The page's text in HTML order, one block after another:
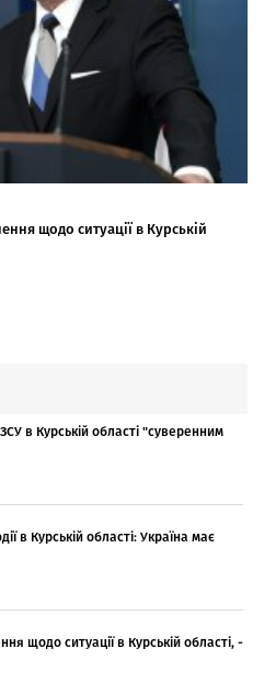
щодо ситуації в Курській
в Курській області "суверенним
в Курській області: Україна має
щодо ситуації в Курській області, -